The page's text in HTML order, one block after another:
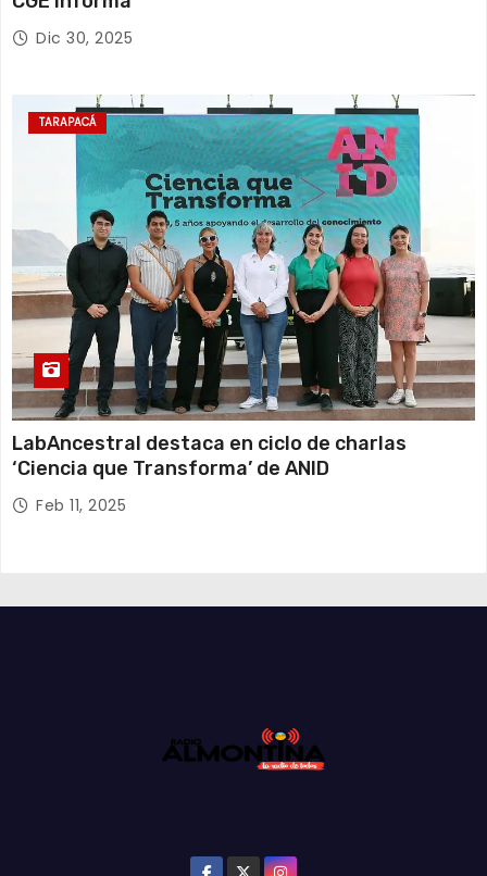
Dic 30, 2025
TARAPACÁ
LabAncestral destaca en ciclo de charlas
‘Ciencia que Transforma’ de ANID
Feb 11, 2025